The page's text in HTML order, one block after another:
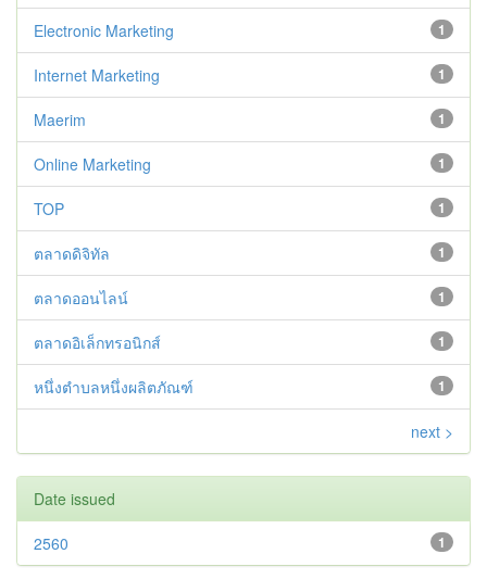
1
Electronic Marketing
1
Internet Marketing
1
Maerim
1
Online Marketing
1
TOP
1
ตลาดดิจิทัล
1
ตลาดออนไลน์
1
ตลาดอิเล็กทรอนิกส์
1
หนึ่งตำบลหนึ่งผลิตภัณฑ์
next >
Date issued
1
2560